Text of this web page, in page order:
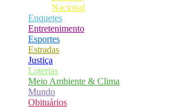
Nacional
Enquetes
Entretenimento
Esportes
Estradas
Justiça
Loterias
Meio Ambiente & Clima
Mundo
Obituários